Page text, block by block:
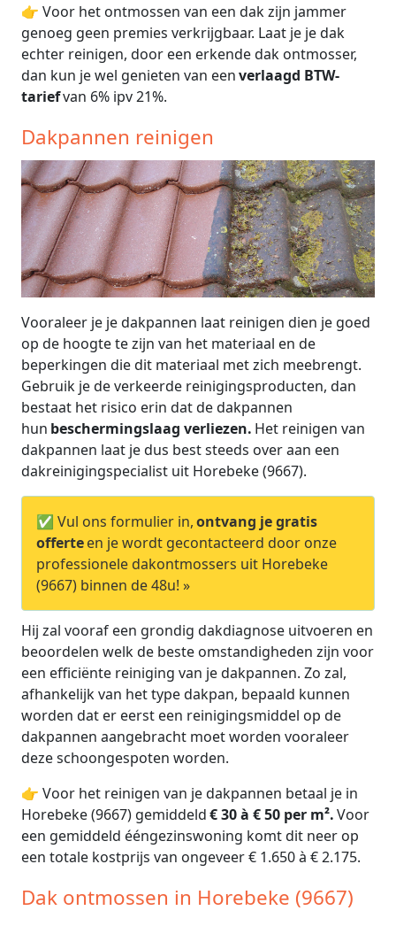
👉 Voor het ontmossen van een dak zijn jammer
genoeg geen premies verkrijgbaar. Laat je je dak
echter reinigen, door een erkende dak ontmosser,
dan kun je wel genieten van eenverlaagd BTW-
tariefvan 6% ipv 21%.
Dakpannen reinigen
Vooraleer je je dakpannen laat reinigen dien je goed
op de hoogte te zijn van het materiaal en de
beperkingen die dit materiaal met zich meebrengt.
Gebruik je de verkeerde reinigingsproducten, dan
bestaat het risico erin dat de dakpannen
hun beschermingslaag verliezen. Het reinigen van
dakpannen laat je dus best steeds over aan een
dakreinigingspecialist uit Horebeke (9667).
✅ Vul ons formulier in,ontvang je gratis
offerteen je wordt gecontacteerd door onze
professionele dakontmossers uit Horebeke
(9667) binnen de 48u! »
Hij zal vooraf een grondig dakdiagnose uitvoeren en
beoordelen welk de beste omstandigheden zijn voor
een efficiënte reiniging van je dakpannen. Zo zal,
afhankelijk van het type dakpan, bepaald kunnen
worden dat er eerst een reinigingsmiddel op de
dakpannen aangebracht moet worden vooraleer
deze schoongespoten worden.
👉 Voor het reinigen van je dakpannen betaal je in
Horebeke (9667) gemiddeld€ 30 à € 50 per m².Voor
een gemiddeld ééngezinswoning komt dit neer op
een totale kostprijs van ongeveer € 1.650 à € 2.175.
Dak ontmossen in Horebeke (9667)